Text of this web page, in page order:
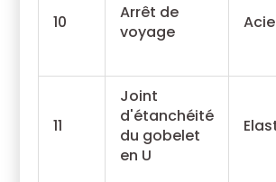
10
Arrêt de
voyage
11
Joint
d'étanchéité
du gobelet
en U